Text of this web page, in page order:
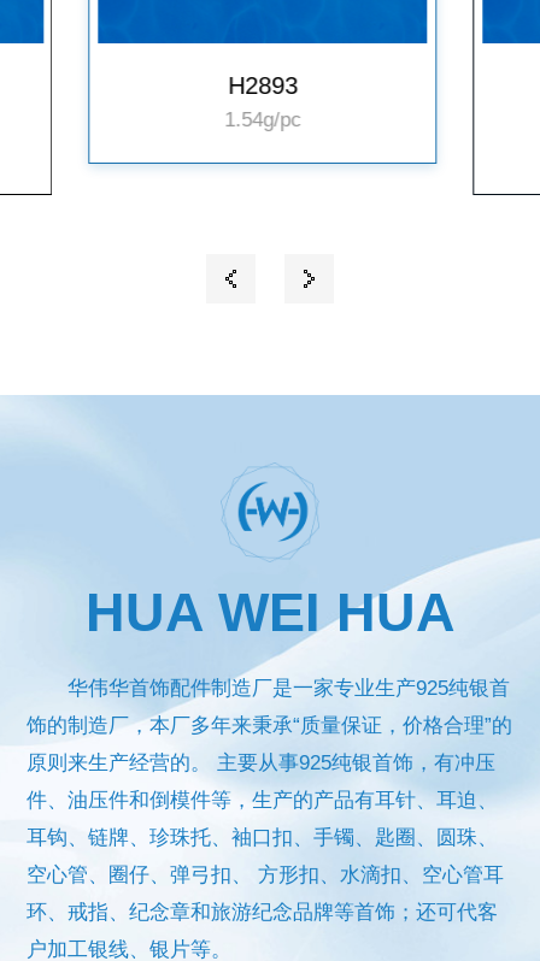
H2306
HUA WEI HUA
华伟华首饰配件制造厂是一家专业生产925纯银首
饰的制造厂，本厂多年来秉承“质量保证，价格合理”的
原则来生产经营的。
主要从事925纯银首饰，有冲压
件、油压件和倒模件等，生产的产品有耳针、耳迫、
耳钩、链牌、珍珠托、袖口扣、手镯、匙圈、圆珠、
空心管、圈仔、弹弓扣、
方形扣、水滴扣、空心管耳
环、戒指、纪念章和旅游纪念品牌等首饰；还可代客
户加工银线、银片等。